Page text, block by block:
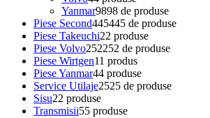
Yanmar9898 de produse
Piese Second445445 de produse
Piese Takeuchi22 produse
Piese Volvo252252 de produse
Piese Wirtgen11 produs
Piese Yanmar44 produse
Service Utilaje2525 de produse
Sisu22 produse
Transmisii55 produse